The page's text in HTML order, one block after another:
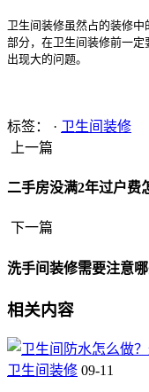
卫生间装修虽然占的装修
部分，在卫生间装修前一
出现大的问题。
标签： · 卫生间装修
上一篇
二手房没满2年过户费
下一篇
洗手间装修需要注意
相关内容
卫生间装修 09-11